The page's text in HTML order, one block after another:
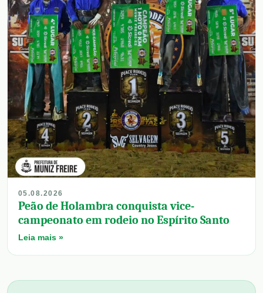
05.08.2026
Peão de Holambra conquista vice-
campeonato em rodeio no Espírito Santo
Leia mais »